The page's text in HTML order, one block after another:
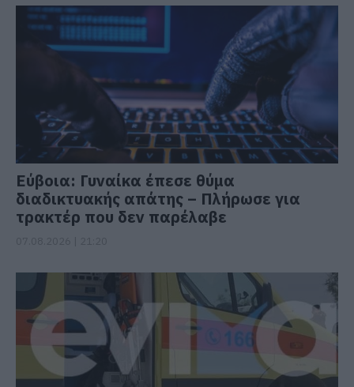
Εύβοια: Γυναίκα έπεσε θύμα
διαδικτυακής απάτης – Πλήρωσε για
τρακτέρ που δεν παρέλαβε